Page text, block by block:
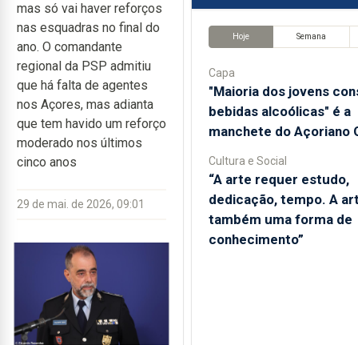
mas só vai haver reforços
nas esquadras no final do
ano. O comandante
regional da PSP admitiu
que há falta de agentes
nos Açores, mas adianta
que tem havido um reforço
moderado nos últimos
cinco anos
29 de mai. de 2026, 09:01
Hoje Semana
Capa
"Maioria dos jovens
bebidas alcoólicas" é a
manchete do Açoriano
Cultura e Social
“A arte requer estudo,
dedicação, tempo. A
também uma forma de
conhecimento”